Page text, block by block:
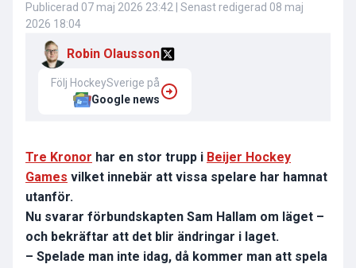
Publicerad 07 maj 2026 23:42 | Senast redigerad 08 maj
2026 18:04
Robin Olausson
Följ HockeySverige på
Google news
Tre Kronor har en stor trupp i Beijer Hockey
Games vilket innebär att vissa spelare har hamnat
utanför.
Nu svarar förbundskapten Sam Hallam om läget –
och bekräftar att det blir ändringar i laget.
– Spelade man inte idag, då kommer man att spela